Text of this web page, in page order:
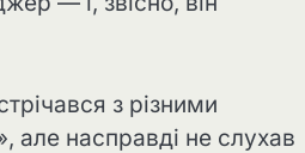
з різними
але насправді не слухав